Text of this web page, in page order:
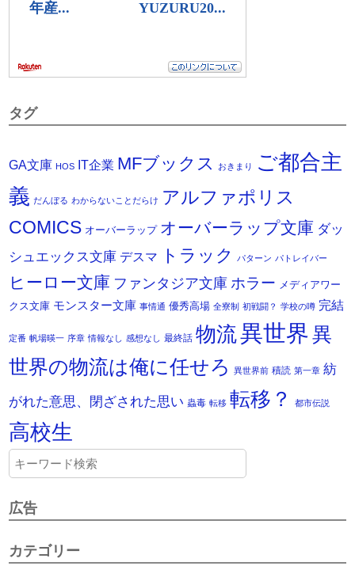
タグ
GA文庫 HOS IT企業 MFブックス おきまり
ご都合主
義 だんぼる わからないことだらけ アルファポリス
COMICS オーバーラップ オーバーラップ文庫 ダッ
シュエックス文庫 デスマ トラック パターン パトレイバー
ヒーロー文庫 ファンタジア文庫 ホラー メディアワー
クス文庫 モンスター文庫 事情通 優秀高場 全寮制 初戦闘？ 学校の噂 完結
定番 帆場暎一 序章 情報なし 感想なし 最終話 物流異世界異
世界の物流は俺に任せろ
異世界前 積読 第一章 紡
がれた意思、閉ざされた思い 蟲毒 転移 転移？ 都市伝説
高校生
広告
カテゴリー